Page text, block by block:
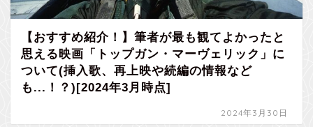
【おすすめ紹介！】筆者が最も観てよかったと
思える映画「トップガン・マーヴェリック」に
ついて(挿入歌、再上映や続編の情報など
も...！？)[2024年3月時点]
2024年3月30日